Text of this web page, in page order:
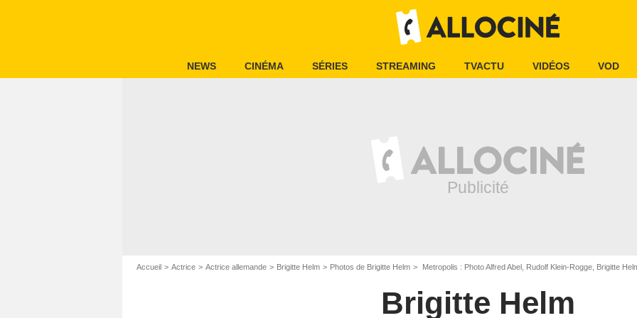
NEWS CINÉMA SÉRIES STREAMING TVACTU VIDÉOS VOD
Accueil Actrice Actrice allemande Brigitte Helm Photos de Brigitte Helm Metropolis : Photo Alfred Abel, Rudolf Klein-Rogge, Brigitte
Brigitte Helm